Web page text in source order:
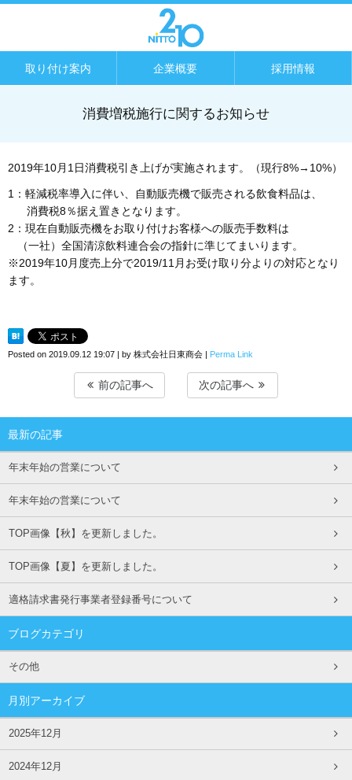
取り付け案内 企業概要 採用情報
消費増税施行に関するお知らせ
2019年10月1日消費税引き上げが実施されます。（現行8%→10%）
1：軽減税率導入に伴い、自動販売機で販売される飲食料品は、
消費税8％据え置きとなります。
2：現在自動販売機をお取り付けお客様への販売手数料は
（一社）全国清涼飲料連合会の指針に準じてまいります。
※2019年10月度売上分で2019/11月お受け取り分よりの対応となり
ます。
Posted on 2019.09.12 19:07 | by 株式会社日東商会 | Perma Link
前の記事へ 次の記事へ
最新の記事
年末年始の営業について
年末年始の営業について
TOP画像【秋】を更新しました。
TOP画像【夏】を更新しました。
適格請求書発行事業者登録番号について
ブログカテゴリ
その他
月別アーカイブ
2025年12月
2024年12月